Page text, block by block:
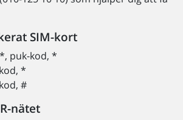
SIM-kort
puk-kod, *
*
#
nätet